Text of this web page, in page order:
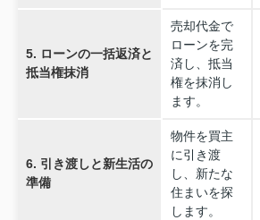
5. ローンの一括返済と
抵当権抹消
売却代金で
ローンを完
済し、抵当
権を抹消し
ます。
6. 引き渡しと新生活の
準備
物件を買主
に引き渡
し、新たな
住まいを探
します。